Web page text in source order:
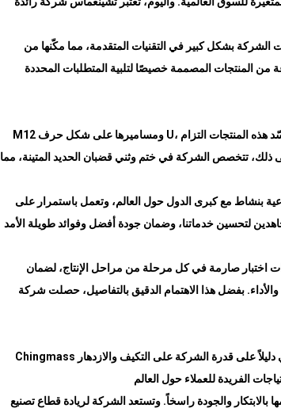
بشكل كبير في التقنيات المتقدمة، مما مكّنها من
المنتجات المصممة خصيصًا لتلبية المتطلبات المحددة
M12 ومساميرها على شكل حرف U، المصممة للاستخدام في مجال البناء، ومزارع المواشي، ومعدات اليخوت. تُجسّد هذه المنتجات التزام
ذلك، تتخصص الشركة في ختم وثني قضبان الحديد المتينة، مما
بنشاط مع كبرى الدول حول العالم، وتعمل باستمرار على
جاهدين لتحسين خدماتنا، وضمان جودة أفضل وفوائد طويلة الأمد
اختبار صارمة في كل مرحلة من مراحل الإنتاج، لضمان
والأداء. بفضل هذا الاهتمام الدقيق بالتفاصيل، حصلت شركة
Chingmass على قدرة الشركة على التكيف والازدهار
الفريدة للعملاء حول العالم
والجودة راسخاً. وتستعد الشركة لريادة قطاع تصنيع